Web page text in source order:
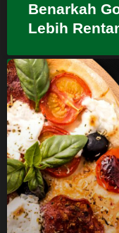
Benarkah
Lebih